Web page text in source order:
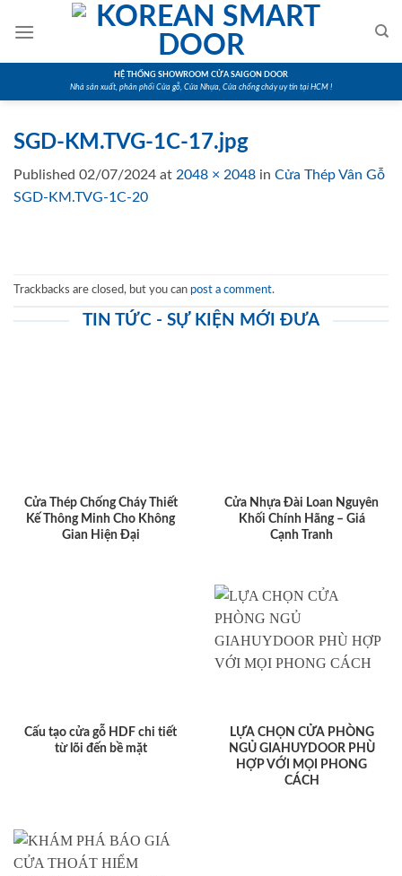
HỆ THỐNG SHOWROOM CỬA SAIGON DOOR
Nhà sản xuất, phân phối Cửa gỗ, Cửa Nhựa, Cửa chống cháy uy tín tại HCM !
SGD-KM.TVG-1C-17.jpg
Published 02/07/2024 at 2048 × 2048 in Cửa Thép Vân Gỗ
SGD-KM.TVG-1C-20
Trackbacks are closed, but you can post a comment.
TIN TỨC - SỰ KIỆN MỚI ĐƯA
Cửa Thép Chống Cháy Thiết
Kế Thông Minh Cho Không
Gian Hiện Đại
Cửa Nhựa Đài Loan Nguyên
Khối Chính Hãng – Giá
Cạnh Tranh
Cấu tạo cửa gỗ HDF chi tiết
từ lõi đến bề mặt
LỰA CHỌN CỬA PHÒNG
NGỦ GIAHUYDOOR PHÙ
HỢP VỚI MỌI PHONG
CÁCH